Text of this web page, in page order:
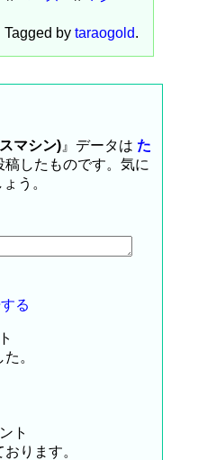
Tagged by taraogold.
マシン) 』データは た
稿したものです。気に
う。
る
。
ト
ります。